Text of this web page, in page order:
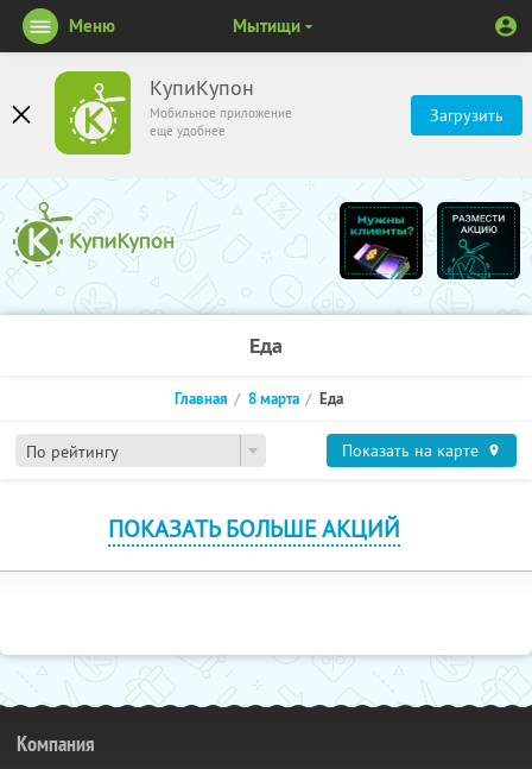
КупиКупон
Мобильное приложение
ещё удобнее
Загрузить
Меню Мытищи
Еда
По рейтингу
Главная 8 марта Еда
Показать на карте
ПОКАЗАТЬ БОЛЬШЕ АКЦИЙ
Компания